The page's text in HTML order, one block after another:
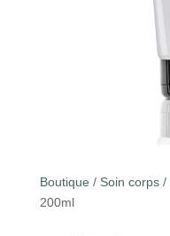
Boutique / Soin corps/
200ml